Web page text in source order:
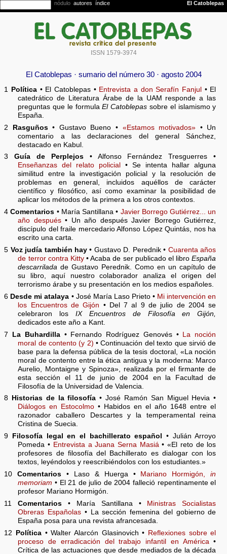
ISSN 1579-3974
El Catoblepas · sumario del número 30 · agosto 2004
1 Política• El Catoblepas • Entrevista a don Serafín Fanjul• El
catedrático de Literatura Árabe de la UAM responde a las
preguntas que le formulaEl Catoblepas sobre el islamismo y
España.
2 Rasguños• Gustavo Bueno • «Estamos motivados» • Un
comentario a las declaraciones del general Sánchez,
destacado en Kabul.
3Guía de Perplejos• Alfonso Fernández Tresguerres •
Enseñanzas del relato policial
• Se intenta hallar alguna
similitud entre la investigación policial y la resolución de
problemas en general, incluidos aquéllos de carácter
científico y filosófico, así como examinar la posibilidad de
aplicar los métodos de la primera a los otros contextos.
4Comentarios • María Santillana • Javier Borrego Gutiérrez... un
año después• Un año después Javier Borrego Gutiérrez,
discípulo del fraile mercedario Alfonso López Quintás, nos ha
escrito una carta.
5 Voz judía también hay • Gustavo D. Perednik • Cuarenta años
de terror contra Kitty• Acaba de ser publicado el libroEspaña
descarrilada de Gustavo Perednik. Como en un capítulo de
su libro, aquí nuestro colaborador analiza el origen del
terrorismo árabe y su presentación en los medios españoles.
6 Desde mi atalaya • José María Laso Prieto • Mi intervención en
los Encuentros de Gijón • Del 7 al 9 de julio de 2004 se
celebraron losIX Encuentros de Filosofía en Gijón,
dedicados este año a Kant.
7 La Buhardilla• Fernando Rodríguez Genovés • La noción
moral de contento (y 2) • Continuación del texto que sirvió de
base para la defensa pública de la tesis doctoral, «La noción
moral de contento entre la ética antigua y la moderna: Marco
Aurelio, Montaigne y Spinoza», realizada por el firmante de
esta sección el 11 de junio de 2004 en la Facultad de
Filosofía de la Universidad de Valencia.
8
Historias de la filosofía • José Ramón San Miguel Hevia •
Diálogos en Estocolmo • Habidos en el año 1648 entre el
razonador caballero Descartes y la temperamental reina
Cristina de Suecia.
9
Filosofía legal en el bachillerato español
• Julián Arroyo
Pomeda • Entrevista a Juana Serna Masiá• «El reto de los
profesores de filosofía del Bachillerato es dialogar con los
textos, leyéndolos y reescribiéndolos con los estudiantes.»
10Comentarios • Laso & Huerga • Mariano Hormigón,in
memoriam • El 21 de julio de 2004 falleció repentinamente el
profesor Mariano Hormigón.
11Comentarios • María Santillana • Ministras Socialistas
Obreras Españolas • La sección femenina del gobierno de
España posa para una revista afrancesada.
12 Política• Walter Alarcón Glasinovich • Reflexiones sobre el
proceso de erradicación del trabajo infantil en América •
Crítica de las actuaciones que desde mediados de la década